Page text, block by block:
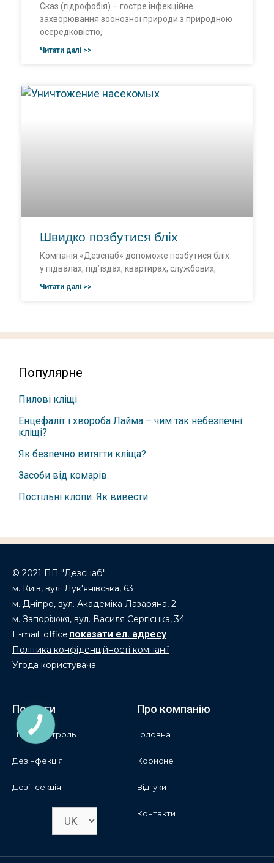
Сказ (гідрофобія) – гостре інфекційне
захворювання зоонозної природи з природною
осередковістю,
Читати далі >>
Швидко позбутися бліх
Компанія «Дезснаб» допоможе позбутися бліх
у підвалах, під’їздах, квартирах, службових,
Читати далі >>
Популярне
Пилові кліщі
Енцефаліт і хвороба Лайма – чим так небезпечні
кліщі?
Як безпечно витягти кліща?
Засоби від комарів
Постільні клопи. Як вивести
© 2021 ПП "Дезснаб"
м. Київ, вул. Лук'янівська, 63
м. Дніпро, вул. Академіка Лазаряна, 2
м. Запоріжжя, вул. Василя Сергієнка, 34
E-mail: office
Політика конфіденційності компанії
Угода користувача
Послуги
Пест-контроль
Дезінфекція
Дезінсекція
Про компанію
Головна
Корисне
Відгуки
Контакти